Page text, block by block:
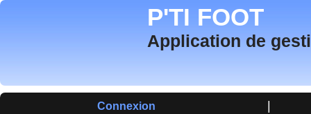
P'TI FOOT
Application de
Connexion